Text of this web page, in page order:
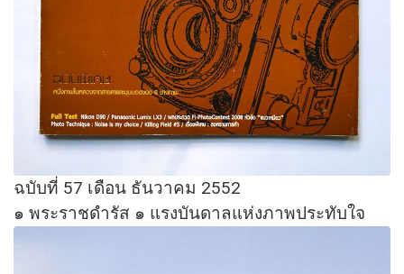
ฉบับที่ 57 เดือน ธันวาคม 2552
๑ พระราชดำรัส ๑ แรงบันดาลแห่งภาพประทับใจ